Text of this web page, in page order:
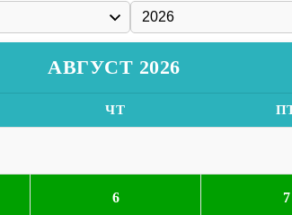
АВГУСТ 2026
ЧТ
6 7